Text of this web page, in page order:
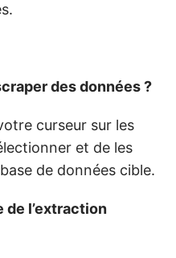
des données ?
curseur sur les
et de les
de données cible.
de l’extraction